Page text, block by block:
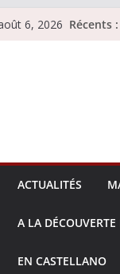
6, 2026 Récents :
ACTUALITÉS
A LA DÉCOUVERTE
EN CASTELLANO